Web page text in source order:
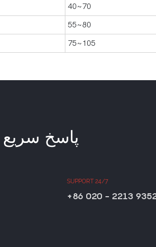
40~70
55~80
75~105
پاسخ
SUPPORT 24/7